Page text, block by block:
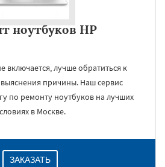
ноутбуков HP
включается, лучше обратиться к
выяснения причины. Наш сервис
по ремонту ноутбуков на лучших
в Москве.
ЗАКАЗАТЬ
×